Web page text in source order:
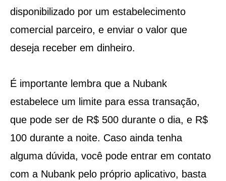
disponibilizado por um estabelecimento
comercial parceiro, e enviar o valor que
deseja receber em dinheiro.
É importante lembra que a Nubank
estabelece um limite para essa transação,
que pode ser de R$ 500 durante o dia, e R$
100 durante a noite. Caso ainda tenha
alguma dúvida, você pode entrar em contato
com a Nubank pelo próprio aplicativo, basta